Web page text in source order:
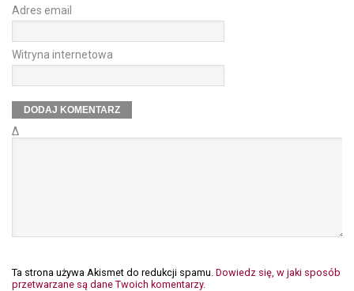
Adres email
Witryna internetowa
Δ
Ta strona używa Akismet do redukcji spamu. Dowiedz się, w jaki sposób
przetwarzane są dane Twoich komentarzy.